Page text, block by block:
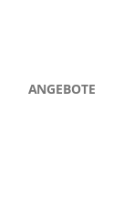
ANGEBOTE